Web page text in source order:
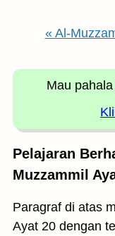
« Al-
Mau
Pelajaran
Muzzammil
Paragraf di atas
Ayat 20 dengan